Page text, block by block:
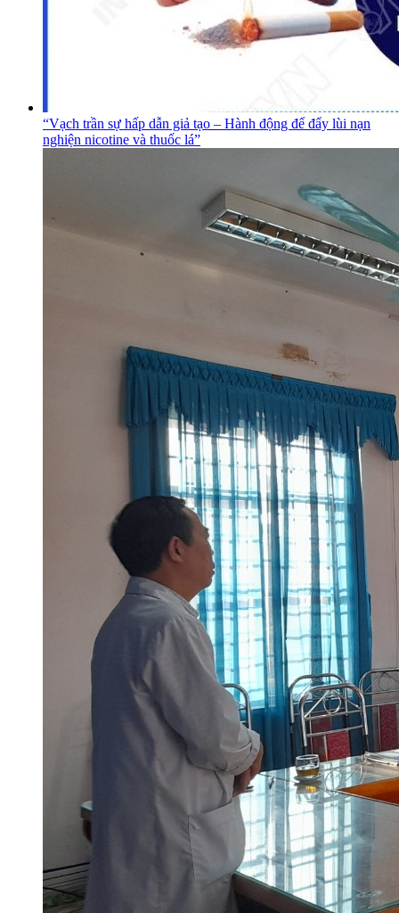
“Vạch trần sự hấp dẫn giả tạo – Hành động để đẩy lùi nạn
nghiện nicotine và thuốc lá”